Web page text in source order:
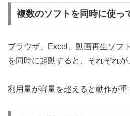
複数のソフトを同時に使っ
ブラウザ、Excel、動画再生ソフ
を同時に起動すると、それぞれが
利用量が容量を超えると動作が重